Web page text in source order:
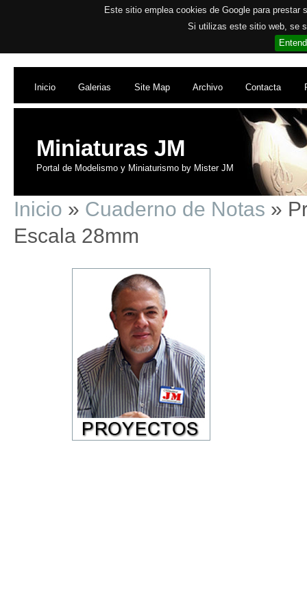
Este sitio emplea cookies de Google para
Si utilizas este sitio web, se
Inicio Galerias Site Map Archivo Contacta
Miniaturas JM
Portal de Modelismo y Miniaturismo by Mister JM
Inicio » Cuaderno de Notas »
Escala 28mm